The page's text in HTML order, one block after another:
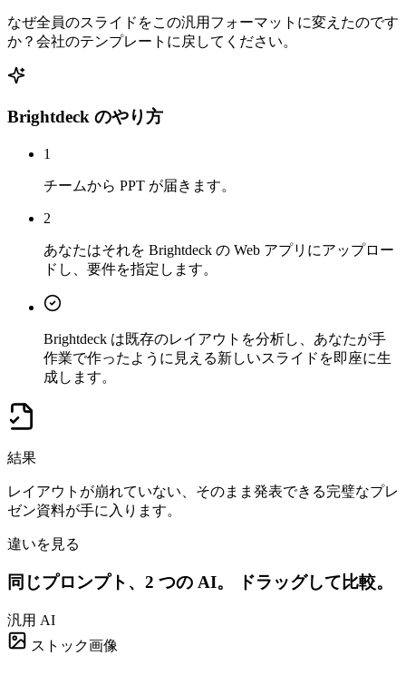
なぜ全員のスライドをこの汎用フォーマットに変えたのです
か？会社のテンプレートに戻してください。
Brightdeck のやり方
1
チームから PPT が届きます。
2
あなたはそれを Brightdeck の Web アプリにアップロー
ドし、要件を指定します。
Brightdeck は既存のレイアウトを分析し、あなたが手
作業で作ったように見える新しいスライドを即座に生
成します。
結果
レイアウトが崩れていない、そのまま発表できる完璧なプレ
ゼン資料が手に入ります。
違いを見る
同じプロンプト、2 つの AI。 ドラッグして比較。
汎用 AI
ストック画像